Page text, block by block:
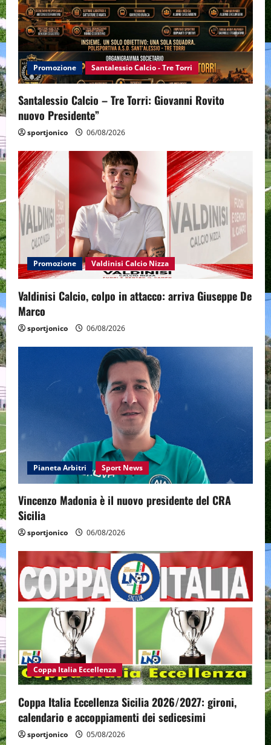
Promozione Santalessio Calcio - Tre Torri
Santalessio Calcio – Tre Torri: Giovanni Rovito
nuovo Presidente”
sportjonico 06/08/2026
Promozione Valdinisi Calcio Nizza
Valdinisi Calcio, colpo in attacco: arriva Giuseppe De
Marco
sportjonico 06/08/2026
Pianeta Arbitri Sport News
Vincenzo Madonia è il nuovo presidente del CRA
Sicilia
sportjonico 06/08/2026
Coppa Italia Eccellenza
Coppa Italia Eccellenza Sicilia 2026/2027: gironi,
calendario e accoppiamenti dei sedicesimi
sportjonico 05/08/2026